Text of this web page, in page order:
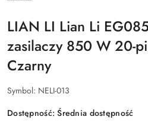
LIAN LI Lian Li
zasilaczy 850 W 20-
Czarny
Symbol: NELI-013
Dostępność:Średnia dostępność